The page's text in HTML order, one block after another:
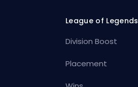
League of Legends
Division Boost
Placement